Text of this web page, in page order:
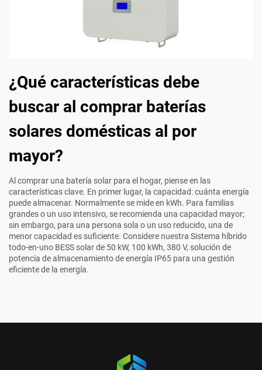
¿Qué características debe
buscar al comprar baterías
solares domésticas al por
mayor?
Al comprar una batería solar para el hogar, piense en las
características clave. En primer lugar, la capacidad: cuánta energía
puede almacenar. Normalmente se mide en kWh. Para familias
grandes o un uso intensivo, se recomienda una capacidad mayor;
sin embargo, para una persona sola o un uso reducido, una de
menor capacidad es suficiente. Considere nuestra Sistema híbrido
todo-en-uno BESS solar de 50 kW, 100 kWh, 380 V, solución de
potencia de almacenamiento de energía IP65 para una gestión
eficiente de la energía.